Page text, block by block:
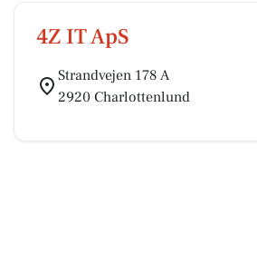
4Z IT ApS
Strandvejen 178 A
2920 Charlottenlund